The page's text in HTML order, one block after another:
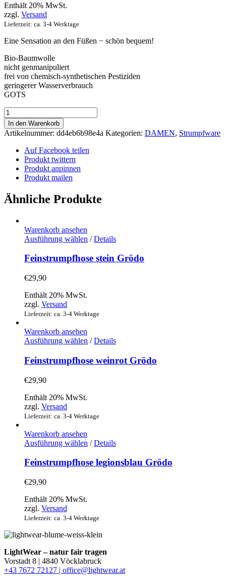
Enthält 20% MwSt.
zzgl. Versand
Lieferzeit: ca. 3-4 Werktage
Eine Sensation an den Füßen − schön bequem!
Bio-Baumwolle
nicht genmanipuliert
frei von chemisch-synthetischen Pestiziden
geringerer Wasserverbrauch
GOTS
Socken
Romantic
sunset
Blutsgeschwister
Menge
In den Warenkorb
Artikelnummer: dd4eb6b98e4a Kategorien: DAMEN, Strumpfware
Auf Facebook teilen
Produkt twittern
Produkt anpinnen
Produkt mailen
Ähnliche Produkte
Warenkorb ansehen
Ausführung wählen Dieses
weist
können
auf
Produktseite
werden
/ Details
Feinstrumpfhose stein Grödo
€29,90
Enthält 20% MwSt.
zzgl. Versand
Lieferzeit: ca. 3-4 Werktage
Warenkorb ansehen
Ausführung wählen Dieses
weist
mehrere
können
auf
Produktseite
gewählt
werden
/ Details
Feinstrumpfhose weinrot Grödo
€29,90
Enthält 20% MwSt.
zzgl. Versand
Lieferzeit: ca. 3-4 Werktage
Warenkorb ansehen
Ausführung wählen Dieses
weist
mehrere
können
auf
der
gewählt
werden
/ Details
Feinstrumpfhose legionsblau Grödo
€29,90
Enthält 20% MwSt.
zzgl. Versand
Lieferzeit: ca. 3-4 Werktage
LightWear – natur fair tragen
Vorstadt 8 | 4840 Vöcklabruck
+43 7672 72127 | office@lightwear.at